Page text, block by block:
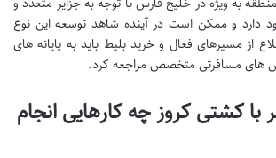
دارد و ممکن است در آینده شاهد توسعه این نوع
از مسیرهای فعال و خرید بلیط باید به پایانه های
های مسافرتی متخصص مراجعه کرد.
با کشتی کروز چه کارهایی انجام